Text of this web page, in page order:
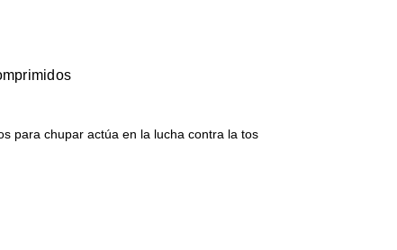
para chupar actúa en la lucha contra la tos